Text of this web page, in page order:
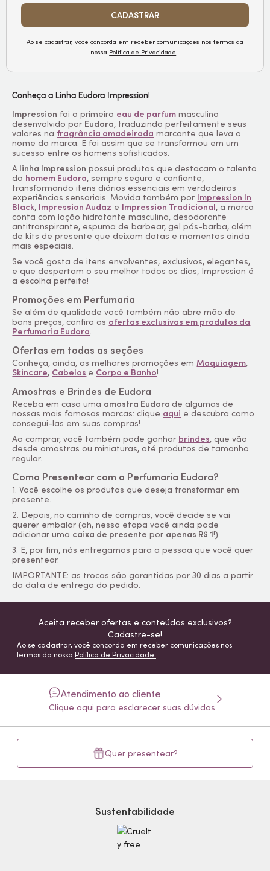
CADASTRAR
Ao se cadastrar, você concorda em receber comunicações nos termos da
nossa Política de Privacidade .
Conheça a Linha Eudora Impression!
Impression foi o primeiro eau de parfum masculino
desenvolvido por Eudora, traduzindo perfeitamente seus
valores na fragrância amadeirada marcante que leva o
nome da marca. E foi assim que se transformou em um
sucesso entre os homens sofisticados.
A linha Impression possui produtos que destacam o talento
do homem Eudora, sempre seguro e confiante,
transformando itens diários essenciais em verdadeiras
experiências sensoriais. Movida também por Impression In
Black, Impression Audaz e Impression Tradicional, a marca
conta com loção hidratante masculina, desodorante
antitranspirante, espuma de barbear, gel pós-barba, além
de kits de presente que deixam datas e momentos ainda
mais especiais.
Se você gosta de itens envolventes, exclusivos, elegantes,
e que despertam o seu melhor todos os dias, Impression é
a escolha perfeita!
Promoções em Perfumaria
Se além de qualidade você também não abre mão de
bons preços, confira as ofertas exclusivas em produtos da
Perfumaria Eudora.
Ofertas em todas as seções
Conheça, ainda, as melhores promoções emMaquiagem,
Skincare, Cabelos e Corpo e Banho!
Amostras e Brindes de Eudora
Receba em casa uma amostra Eudorade algumas de
nossas mais famosas marcas: clique aqui e descubra como
consegui-las em suas compras!
Ao comprar, você também pode ganhar brindes, que vão
desde amostras ou miniaturas, até produtos de tamanho
regular.
Como Presentear com a Perfumaria Eudora?
1. Você escolhe os produtos que deseja transformar em
presente.
2. Depois, no carrinho de compras, você decide se vai
querer embalar (ah, nessa etapa você ainda pode
adicionar uma caixa de presente por apenas R$ 1!).
3. E, por fim, nós entregamos para a pessoa que você quer
presentear.
IMPORTANTE: as trocas são garantidas por 30 dias a partir
da data de entrega do pedido.
Aceita receber ofertas e conteúdos exclusivos?
Cadastre-se!
Ao se cadastrar, você concorda em receber comunicações nos
termos da nossa Política de Privacidade .
Atendimento ao cliente
Clique aqui para esclarecer suas dúvidas.
Quer presentear?
Sustentabilidade